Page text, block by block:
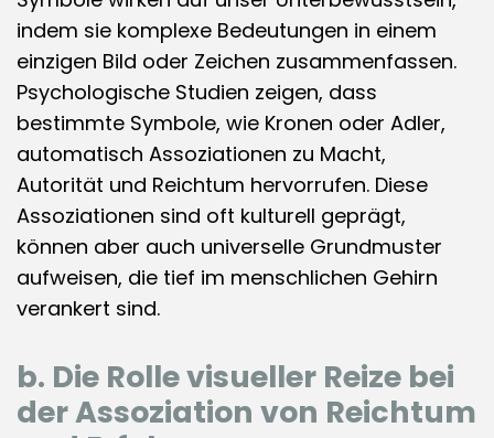
indem sie komplexe Bedeutungen in einem
einzigen Bild oder Zeichen zusammenfassen.
Psychologische Studien zeigen, dass
bestimmte Symbole, wie Kronen oder Adler,
automatisch Assoziationen zu Macht,
Autorität und Reichtum hervorrufen. Diese
Assoziationen sind oft kulturell geprägt,
können aber auch universelle Grundmuster
aufweisen, die tief im menschlichen Gehirn
verankert sind.
b. Die Rolle visueller Reize bei
der Assoziation von Reichtum